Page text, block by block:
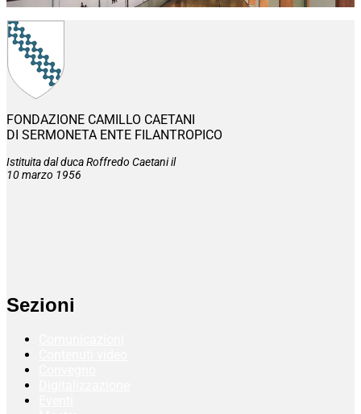
FONDAZIONE CAMILLO CAETANI
DI SERMONETA ENTE FILANTROPICO
Istituita dal duca Roffredo Caetani il
10 marzo 1956
Sezioni